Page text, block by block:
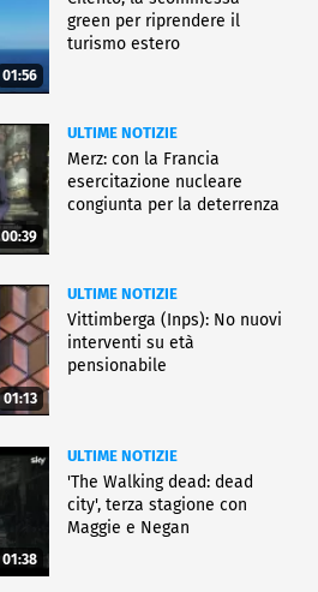
01:56
green per riprendere il
turismo estero
00:39
ULTIME NOTIZIE
Merz: con la Francia
esercitazione nucleare
congiunta per la deterrenza
01:13
ULTIME NOTIZIE
Vittimberga (Inps): No nuovi
interventi su età
pensionabile
01:38
ULTIME NOTIZIE
'The Walking dead: dead
city', terza stagione con
Maggie e Negan